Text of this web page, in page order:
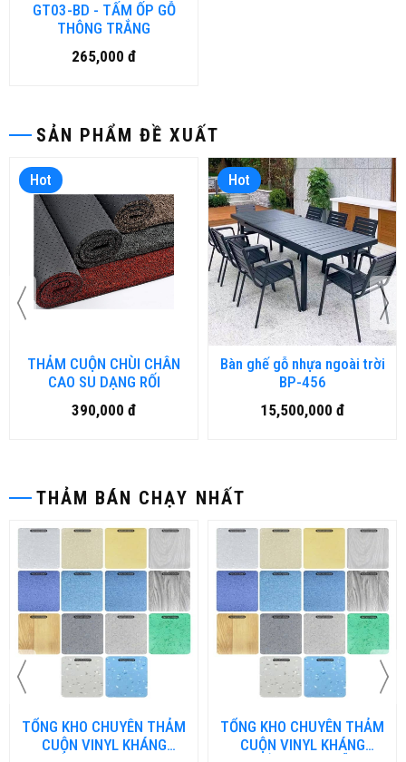
SẢN PHẨM ĐỀ XUẤT
Hot
THẢM CUỘN CHÙI CHÂN
CAO SU DẠNG RỐI
390,000 đ
Hot
Bàn ghế gỗ nhựa ngoài trời
BP-456
15,500,000 đ
THẢM BÁN CHẠY NHẤT
KHO CHUYÊN THẢM
CUỘN VINYL KHÁNG
TỔNG KHO CHUYÊN THẢM
CUỘN VINYL KHÁNG
GT03-BD - TẤM ỐP GỖ
THÔNG TRẮNG
265,000 đ